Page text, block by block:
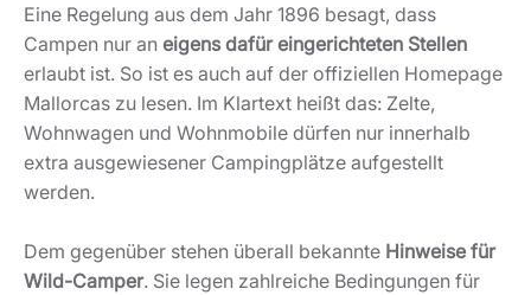
Eine Regelung aus dem Jahr 1896 besagt, dass
Campen nur an eigens dafür eingerichteten Stellen
erlaubt ist. So ist es auch auf der offiziellen Homepage
Mallorcas zu lesen. Im Klartext heißt das: Zelte,
Wohnwagen und Wohnmobile dürfen nur innerhalb
extra ausgewiesener Campingplätze aufgestellt
werden.
Dem gegenüber stehen überall bekannte Hinweise für
Wild-Camper. Sie legen zahlreiche Bedingungen für